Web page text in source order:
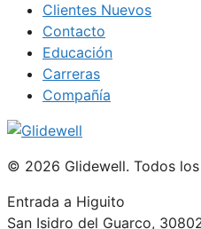
Clientes Nuevos
Contacto
Educación
Carreras
Compañía
© 2026 Glidewell. Todos
Entrada a Higuito
San Isidro del Guarco,